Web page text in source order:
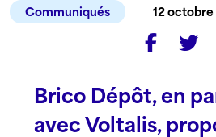
Type de contenu
Langue
Communiqués 12
Brico Dépôt, en
avec Voltalis,